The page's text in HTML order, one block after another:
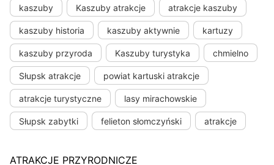
kaszuby Kaszuby atrakcje atrakcje kaszuby
kaszuby historia kaszuby aktywnie kartuzy
kaszuby przyroda Kaszuby turystyka chmielno
Słupsk atrakcje powiat kartuski atrakcje
atrakcje turystyczne lasy mirachowskie
Słupsk zabytki felieton słomczyński atrakcje
ATRAKCJE PRZYRODNICZE